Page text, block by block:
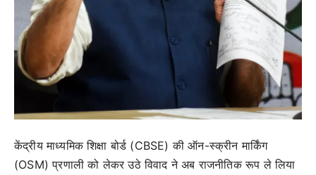
केंद्रीय माध्यमिक शिक्षा बोर्ड (CBSE) की ऑन-स्क्रीन मार्किंग
(OSM) प्रणाली को लेकर उठे विवाद ने अब राजनीतिक रूप ले लिया